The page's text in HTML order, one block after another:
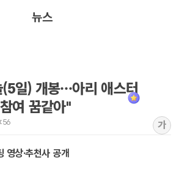
뉴스
일) 개봉…아리 애스터
여 꿈같아"
가
영상·추천사 공개